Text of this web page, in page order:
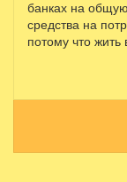
банках на
средства на
потому что